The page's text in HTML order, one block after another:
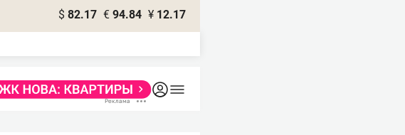
$ 82.17 € 94.84 ¥ 12.17